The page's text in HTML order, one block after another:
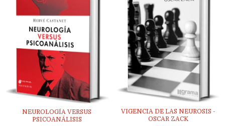
NEUROLOGÍA VERSUS
PSICOANÁLISIS
VIGENCIA DE LAS NEUROSIS -
OSCAR ZACK